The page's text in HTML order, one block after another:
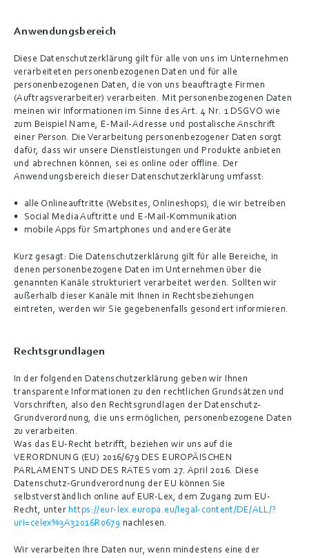
Anwendungsbereich
Diese Datenschutzerklärung gilt für alle von uns im Unternehmen
verarbeiteten personenbezogenen Daten und für alle
personenbezogenen Daten, die von uns beauftragte Firmen
(Auftragsverarbeiter) verarbeiten. Mit personenbezogenen Daten
meinen wir Informationen im Sinne des Art. 4 Nr. 1 DSGVO wie
zum Beispiel Name, E-Mail-Adresse und postalische Anschrift
einer Person. Die Verarbeitung personenbezogener Daten sorgt
dafür, dass wir unsere Dienstleistungen und Produkte anbieten
und abrechnen können, sei es online oder offline. Der
Anwendungsbereich dieser Datenschutzerklärung umfasst:
alle Onlineauftritte (Websites, Onlineshops), die wir betreiben
Social Media Auftritte und E-Mail-Kommunikation
mobile Apps für Smartphones und andere Geräte
Kurz gesagt: Die Datenschutzerklärung gilt für alle Bereiche, in
denen personenbezogene Daten im Unternehmen über die
genannten Kanäle strukturiert verarbeitet werden. Sollten wir
außerhalb dieser Kanäle mit Ihnen in Rechtsbeziehungen
eintreten, werden wir Sie gegebenenfalls gesondert informieren.
Rechtsgrundlagen
In der folgenden Datenschutzerklärung geben wir Ihnen
transparente Informationen zu den rechtlichen Grundsätzen und
Vorschriften, also den Rechtsgrundlagen der Datenschutz-
Grundverordnung, die uns ermöglichen, personenbezogene Daten
zu verarbeiten.
Was das EU-Recht betrifft, beziehen wir uns auf die
VERORDNUNG (EU) 2016/679 DES EUROPÄISCHEN
PARLAMENTS UND DES RATES vom 27. April 2016. Diese
Datenschutz-Grundverordnung der EU können Sie
selbstverständlich online auf EUR-Lex, dem Zugang zum EU-
Recht, unter https://eur-lex.europa.eu/legal-content/DE/ALL/?
uri=celex%3A32016R0679 nachlesen.
Wir verarbeiten Ihre Daten nur, wenn mindestens eine der